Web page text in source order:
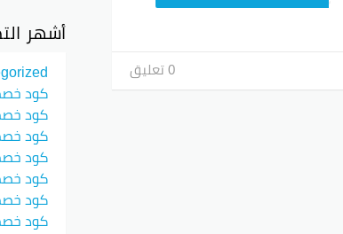
0 تعليق
أشهر
كود
كود
كود
كود
كود
كود
كود